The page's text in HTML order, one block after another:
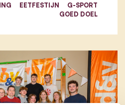
EETFESTIJN
G-SPORT
GOED DOEL